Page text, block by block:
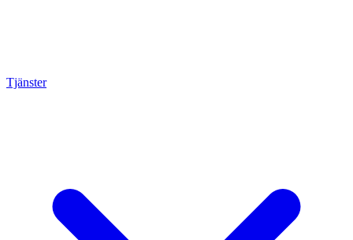
Tjänster